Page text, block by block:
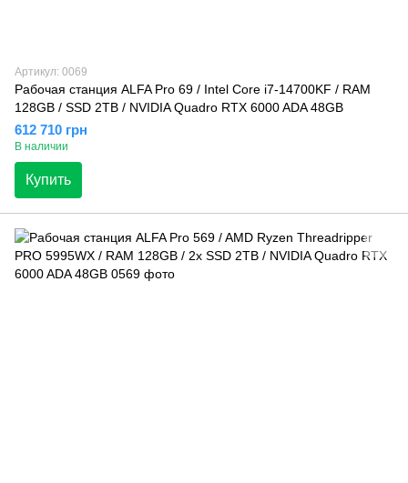
Артикул: 0069
Рабочая станция ALFA Pro 69 / Intel Core i7-14700KF / RAM
128GB / SSD 2TB / NVIDIA Quadro RTX 6000 ADA 48GB
612 710 грн
В наличии
Купить